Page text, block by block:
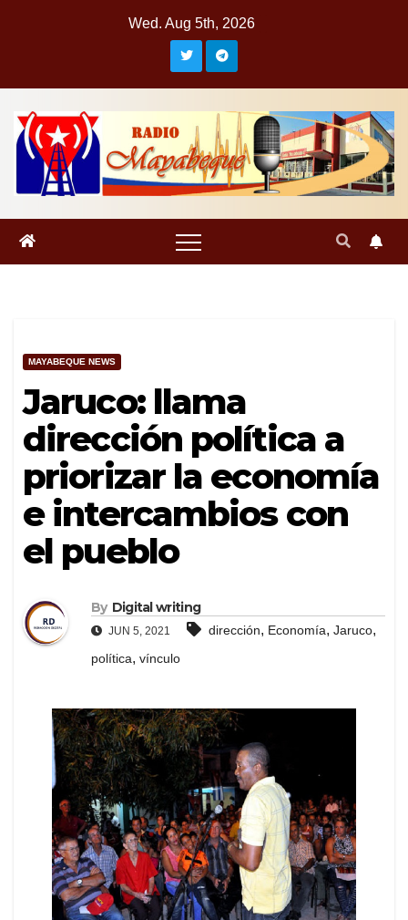
Wed. Aug 5th, 2026
MAYABEQUE NEWS
Jaruco: llama
dirección política a
priorizar la economía
e intercambios con
el pueblo
By Digital writing
JUN 5, 2021 dirección, Economía, Jaruco,
política, vínculo